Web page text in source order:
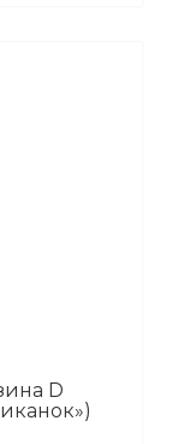
D